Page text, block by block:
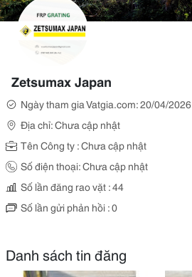
Zetsumax Japan
Ngày tham gia Vatgia.com: 20/04/2026
Địa chỉ: Chưa cập nhật
Tên Công ty : Chưa cập nhật
Số điện thoại: Chưa cập nhật
Số lần đăng rao vặt : 44
Số lần gửi phản hồi : 0
Danh sách tin đăng